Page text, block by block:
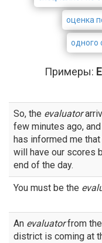
оценка
одного
Примеры:
So, the evaluator
few minutes ago, and
has informed me that
will have our scores
end of the day.
You must be the
An evaluatorfrom the
district is coming at